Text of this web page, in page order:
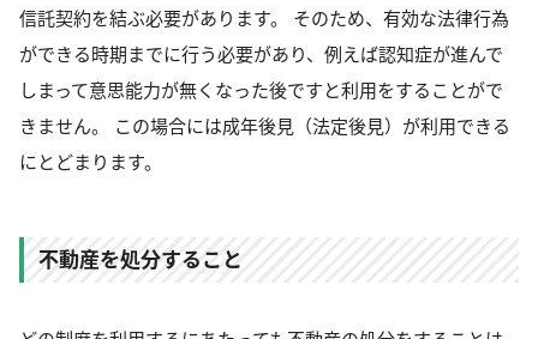
信託契約を結ぶ必要があります。 そのため、有効な法律行為
ができる時期までに行う必要があり、例えば認知症が進んで
しまって意思能力が無くなった後ですと利用をすることがで
きません。 この場合には成年後見（法定後見）が利用できる
にとどまります。
不動産を処分すること